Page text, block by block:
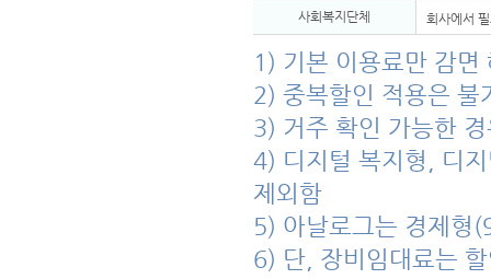
사회복지단체 회사에서
1) 기본 이용료만 감면
2) 중복할인 적용은 불
3) 거주 확인 가능한
4) 디지털 복지형, 디
제외함
5) 아날로그는 경제형
6) 단, 장비임대료는